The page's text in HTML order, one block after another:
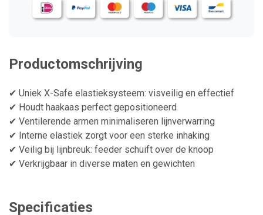
Productomschrijving
✔ Uniek X-Safe elastieksysteem: visveilig en effectief
✔ Houdt haakaas perfect gepositioneerd
✔ Ventilerende armen minimaliseren lijnverwarring
✔ Interne elastiek zorgt voor een sterke inhaking
✔ Veilig bij lijnbreuk: feeder schuift over de knoop
✔ Verkrijgbaar in diverse maten en gewichten
Specificaties